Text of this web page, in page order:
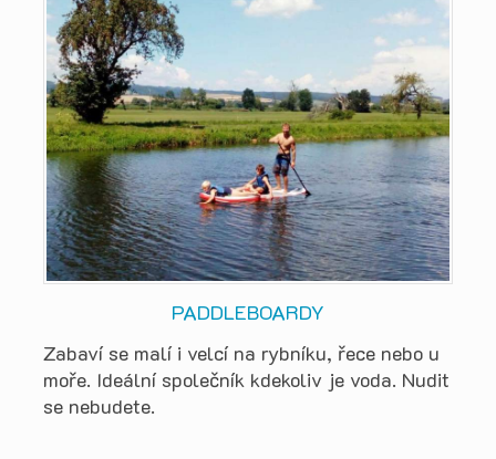
PADDLEBOARDY
Zabaví se malí i velcí na rybníku, řece nebo u
moře. Ideální společník kdekoliv je voda. Nudit
se nebudete.